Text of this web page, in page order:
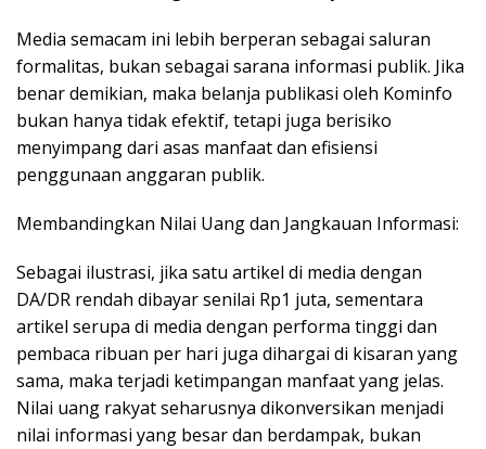
Media semacam ini lebih berperan sebagai saluran
formalitas, bukan sebagai sarana informasi publik. Jika
benar demikian, maka belanja publikasi oleh Kominfo
bukan hanya tidak efektif, tetapi juga berisiko
menyimpang dari asas manfaat dan efisiensi
penggunaan anggaran publik.
Membandingkan Nilai Uang dan Jangkauan Informasi:
Sebagai ilustrasi, jika satu artikel di media dengan
DA/DR rendah dibayar senilai Rp1 juta, sementara
artikel serupa di media dengan performa tinggi dan
pembaca ribuan per hari juga dihargai di kisaran yang
sama, maka terjadi ketimpangan manfaat yang jelas.
Nilai uang rakyat seharusnya dikonversikan menjadi
nilai informasi yang besar dan berdampak, bukan